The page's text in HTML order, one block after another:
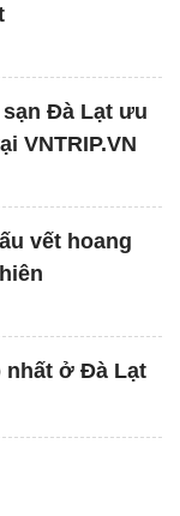
Đà Lạt ưu
VNTRIP.VN
vết hoang
nhất ở Đà Lạt